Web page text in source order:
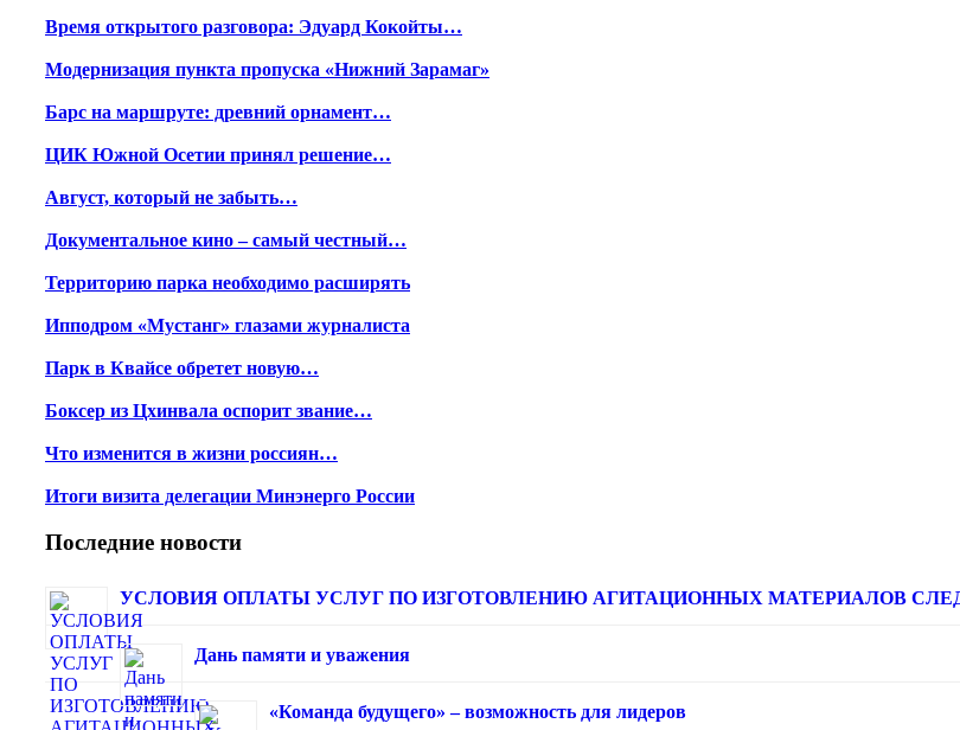
Время открытого разговора: Эдуард Кокойты…
Модернизация пункта пропуска «Нижний Зарамаг»
Барс на маршруте: древний орнамент…
ЦИК Южной Осетии принял решение…
Август, который не забыть…
Документальное кино – самый честный…
Территорию парка необходимо расширять
Ипподром «Мустанг» глазами журналиста
Парк в Квайсе обретет новую…
Боксер из Цхинвала оспорит звание…
Что изменится в жизни россиян…
Итоги визита делегации Минэнерго России
Последние новости
УСЛОВИЯ ОПЛАТЫ УСЛУГ ПО ИЗГОТОВЛЕНИЮ АГИТАЦИОННЫХ МАТЕРИАЛОВ
Дань памяти и уважения
«Команда будущего» – возможность для лидеров